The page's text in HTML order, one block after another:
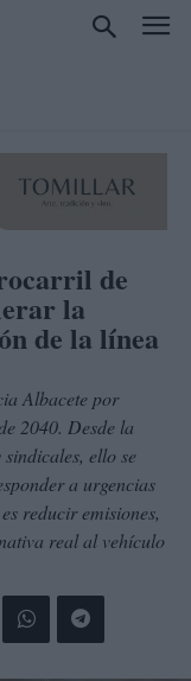
de
la
de la línea
Albacete por
2040. Desde la
ello se
a urgencias
reducir emisiones,
real al vehículo